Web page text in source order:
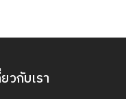
ยวกับเรา